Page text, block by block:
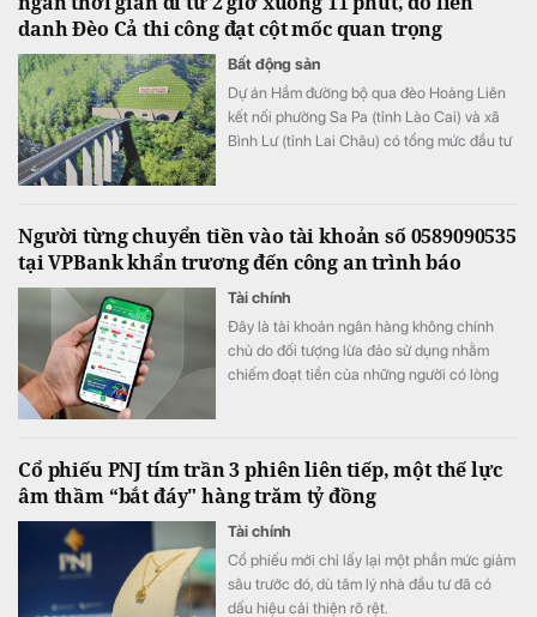
danh Đèo Cả thi công đạt cột mốc quan trọng
Bất động sản
​Dự án Hầm đường bộ qua đèo Hoàng Liên
kết nối phường Sa Pa (tỉnh Lào Cai) và xã
Bình Lư (tỉnh Lai Châu) có tổng mức đầu tư
Người từng chuyển tiền vào tài khoản số 0589090535
tại VPBank khẩn trương đến công an trình báo
Tài chính
Đây là tài khoản ngân hàng không chính
chủ do đối tượng lừa đảo sử dụng nhằm
chiếm đoạt tiền của những người có lòng
Cổ phiếu PNJ tím trần 3 phiên liên tiếp, một thế lực
âm thầm “bắt đáy" hàng trăm tỷ đồng
Tài chính
Cổ phiếu mới chỉ lấy lại một phần mức giảm
sâu trước đó, dù tâm lý nhà đầu tư đã có
dấu hiệu cải thiện rõ rệt.